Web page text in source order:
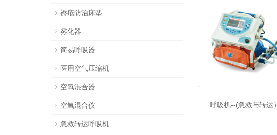
呼吸机--(急救与转运）
褥疮防治床垫
雾化器
简易呼吸器
医用空气压缩机
空氧混合器
空氧混合仪
急救转运呼吸机